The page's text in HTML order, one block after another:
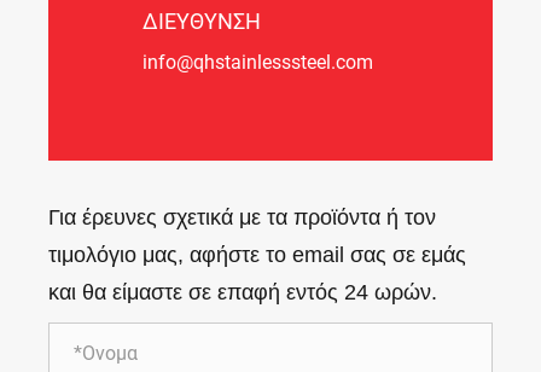
ΔΙΕΥΘΥΝΣΗ
info@qhstainlesssteel.com
Για έρευνες σχετικά με τα προϊόντα ή τον
τιμολόγιο μας, αφήστε το email σας σε εμάς
και θα είμαστε σε επαφή εντός 24 ωρών.